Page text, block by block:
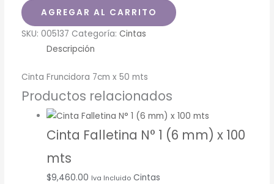
AGREGAR AL CARRITO
SKU: 005137 Categoría: Cintas
Descripción
Cinta Fruncidora 7cm x 50 mts
Productos relacionados
Cinta Falletina N° 1 (6 mm) x 100
mts
$9,460.00 Iva Incluido Cintas